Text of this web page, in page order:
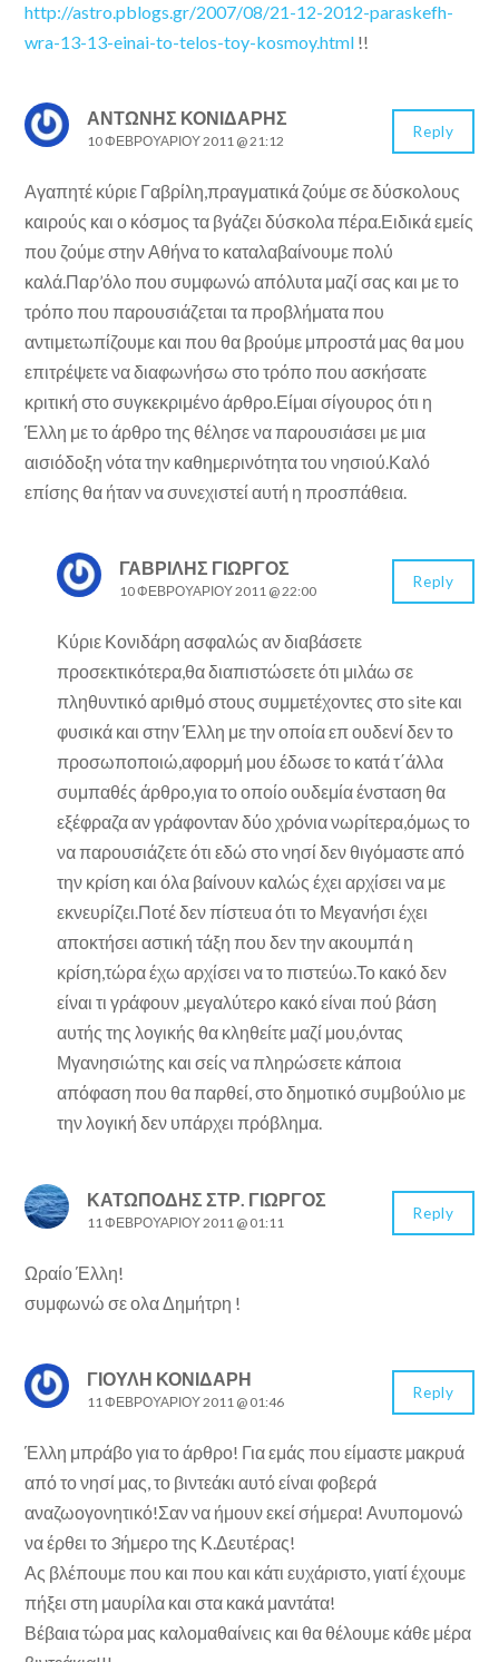
http://astro.pblogs.gr/2007/08/21-12-2012-paraskefh-
wra-13-13-einai-to-telos-toy-kosmoy.html !!
ΑΝΤΩΝΗΣ ΚΟΝΙΔΑΡΗΣ
10 ΦΕΒΡΟΥΑΡΊΟΥ 2011 @ 21:12
Αγαπητέ κύριε Γαβρίλη,πραγματικά ζούμε σε δύσκολους
καιρούς και ο κόσμος τα βγάζει δύσκολα πέρα.Ειδικά εμείς
που ζούμε στην Αθήνα το καταλαβαίνουμε πολύ
καλά.Παρ’όλο που συμφωνώ απόλυτα μαζί σας και με το
τρόπο που παρουσιάζεται τα προβλήματα που
αντιμετωπίζουμε και που θα βρούμε μπροστά μας θα μου
επιτρέψετε να διαφωνήσω στο τρόπο που ασκήσατε
κριτική στο συγκεκριμένο άρθρο.Είμαι σίγουρος ότι η
Έλλη με το άρθρο της θέλησε να παρουσιάσει με μια
αισιόδοξη νότα την καθημερινότητα του νησιού.Καλό
επίσης θα ήταν να συνεχιστεί αυτή η προσπάθεια.
Reply
ΓΑΒΡΊΛΗΣ ΓΙΏΡΓΟΣ
10 ΦΕΒΡΟΥΑΡΊΟΥ 2011 @ 22:00
Κύριε Κονιδάρη ασφαλώς αν διαβάσετε
προσεκτικότερα,θα διαπιστώσετε ότι μιλάω σε
πληθυντικό αριθμό στους συμμετέχοντες στο site και
φυσικά και στην Έλλη με την οποία επ ουδενί δεν το
προσωποποιώ,αφορμή μου έδωσε το κατά τ΄άλλα
συμπαθές άρθρο,για το οποίο ουδεμία ένσταση θα
εξέφραζα αν γράφονταν δύο χρόνια νωρίτερα,όμως το
να παρουσιάζετε ότι εδώ στο νησί δεν θιγόμαστε από
την κρίση και όλα βαίνουν καλώς έχει αρχίσει να με
εκνευρίζει.Ποτέ δεν πίστευα ότι το Μεγανήσι έχει
αποκτήσει αστική τάξη που δεν την ακουμπά η
κρίση,τώρα έχω αρχίσει να το πιστεύω.Το κακό δεν
είναι τι γράφουν ,μεγαλύτερο κακό είναι πού βάση
αυτής της λογικής θα κληθείτε μαζί μου,όντας
Μγανησιώτης και σείς να πληρώσετε κάποια
απόφαση που θα παρθεί, στο δημοτικό συμβούλιο με
την λογική δεν υπάρχει πρόβλημα.
Reply
ΚΑΤΩΠΌΔΗΣ ΣΤΡ. ΓΙΏΡΓΟΣ
11 ΦΕΒΡΟΥΑΡΊΟΥ 2011 @ 01:11
Ωραίο Έλλη!
συμφωνώ σε ολα Δημήτρη !
Reply
ΓΙΟΎΛΗ ΚΟΝΙΔΆΡΗ
11 ΦΕΒΡΟΥΑΡΊΟΥ 2011 @ 01:46
Έλλη μπράβο για το άρθρο! Για εμάς που είμαστε μακρυά
από το νησί μας, το βιντεάκι αυτό είναι φοβερά
αναζωογονητικό!Σαν να ήμουν εκεί σήμερα! Ανυπομονώ
να έρθει το 3ήμερο της Κ.Δευτέρας!
Ας βλέπουμε που και που και κάτι ευχάριστο, γιατί έχουμε
πήξει στη μαυρίλα και στα κακά μαντάτα!
Βέβαια τώρα μας καλομαθαίνεις και θα θέλουμε κάθε μέρα
Reply